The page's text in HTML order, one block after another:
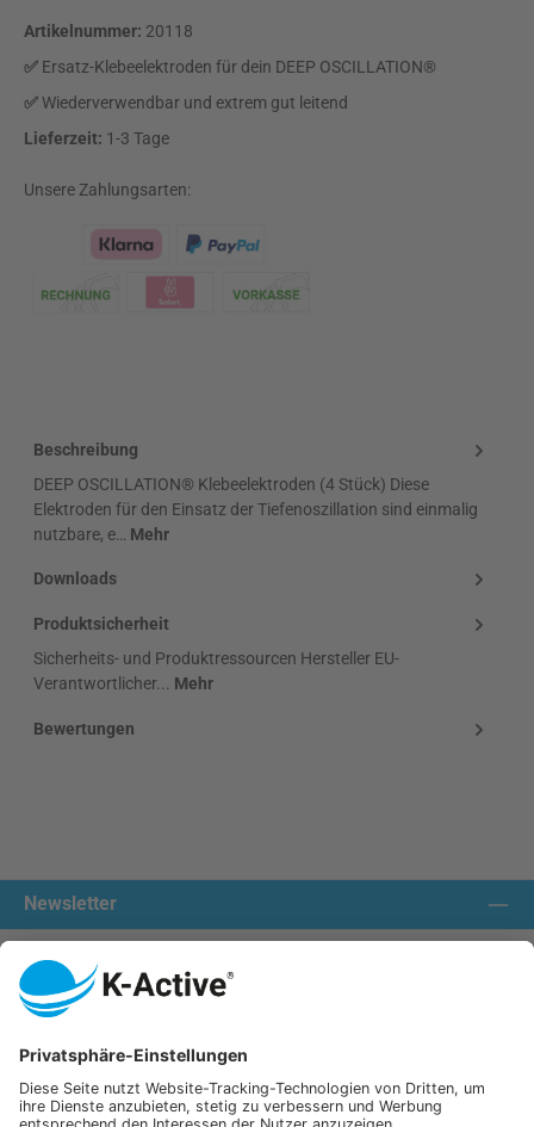
Artikelnummer: 20118
✅ Ersatz-Klebeelektroden für dein DEEP OSCILLATION®
✅Wiederverwendbar und extrem gut leitend
Lieferzeit: 1-3 Tage
Unsere Zahlungsarten:
Beschreibung
DEEP OSCILLATION® Klebeelektroden (4 Stück) Diese
Elektroden für den Einsatz der Tiefenoszillation sind einmalig
nutzbare, e… Mehr
Downloads
Produktsicherheit
Sicherheits- und Produktressourcen Hersteller EU-
Verantwortlicher... Mehr
Bewertungen
Newsletter
Unsere Communities
Wir versenden mit:
K-Active Europe GmbH